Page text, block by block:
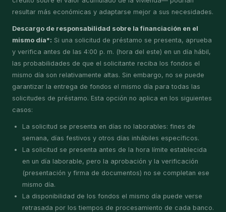
resultar más económicas y adaptarse mejor a sus necesidades.
Descargo de responsabilidad sobre la financiación en el
mismo día*: Si una solicitud de préstamo se presenta, aprueba
y verifica antes de las 4:00 p. m. (hora del este) en un día hábil,
las probabilidades de que el solicitante reciba los fondos el
mismo día son relativamente altas. Sin embargo, no se puede
garantizar la entrega de fondos el mismo día para todas las
solicitudes de préstamo. Esta opción no aplica en los siguientes
casos:
La solicitud se presenta en días no laborables: fines de
semana, días festivos y otros días inhábiles específicos.
La solicitud se presenta antes de la hora límite establecida
en un día laborable, pero la aprobación y la verificación
(presentación y firma de documentos) no se completan ese
mismo día.
La disponibilidad de los fondos el mismo día puede verse
retrasada por los tiempos de procesamiento de cada banco.